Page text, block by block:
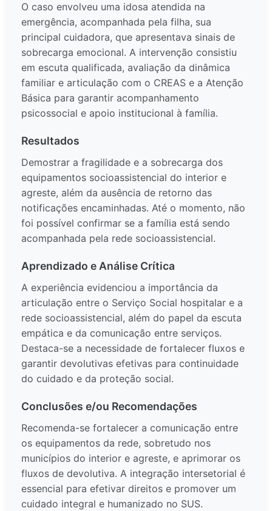
O caso envolveu uma idosa atendida na
emergência, acompanhada pela filha, sua
principal cuidadora, que apresentava sinais de
sobrecarga emocional. A intervenção consistiu
em escuta qualificada, avaliação da dinâmica
familiar e articulação com o CREAS e a Atenção
Básica para garantir acompanhamento
psicossocial e apoio institucional à família.
Resultados
Demostrar a fragilidade e a sobrecarga dos
equipamentos socioassistencial do interior e
agreste, além da ausência de retorno das
notificações encaminhadas. Até o momento, não
foi possível confirmar se a família está sendo
acompanhada pela rede socioassistencial.
Aprendizado e Análise Crítica
A experiência evidenciou a importância da
articulação entre o Serviço Social hospitalar e a
rede socioassistencial, além do papel da escuta
empática e da comunicação entre serviços.
Destaca-se a necessidade de fortalecer fluxos e
garantir devolutivas efetivas para continuidade
do cuidado e da proteção social.
Conclusões e/ou Recomendações
Recomenda-se fortalecer a comunicação entre
os equipamentos da rede, sobretudo nos
municípios do interior e agreste, e aprimorar os
fluxos de devolutiva. A integração intersetorial é
essencial para efetivar direitos e promover um
cuidado integral e humanizado no SUS.